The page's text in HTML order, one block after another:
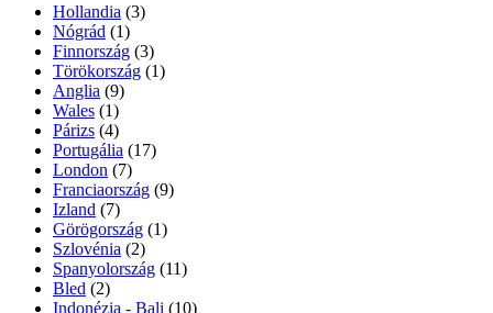
Hollandia (3)
Nógrád (1)
Finnország (3)
Törökország (1)
Anglia (9)
Wales (1)
Párizs (4)
Portugália (17)
London (7)
Franciaország (9)
Izland (7)
Görögország (1)
Szlovénia (2)
Spanyolország (11)
Bled (2)
Indonézia - Bali (10)